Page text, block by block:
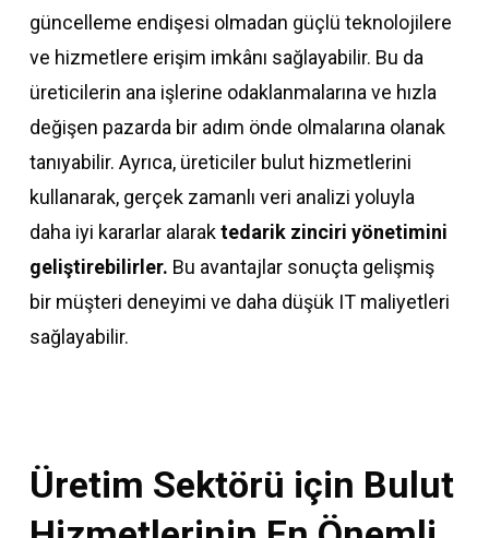
güncelleme endişesi olmadan güçlü teknolojilere
ve hizmetlere erişim imkânı sağlayabilir. Bu da
üreticilerin ana işlerine odaklanmalarına ve hızla
değişen pazarda bir adım önde olmalarına olanak
tanıyabilir. Ayrıca, üreticiler bulut hizmetlerini
kullanarak, gerçek zamanlı veri analizi yoluyla
daha iyi kararlar alaraktedarik zinciri yönetimini
geliştirebilirler. Bu avantajlar sonuçta gelişmiş
bir müşteri deneyimi ve daha düşük IT maliyetleri
sağlayabilir.
Üretim Sektörü için Bulut